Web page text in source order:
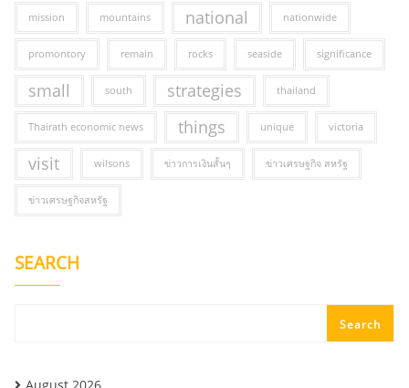
mission mountains national nationwide
promontory remain rocks seaside significance
small south strategies thailand
Thairath economic news things unique victoria
visit wilsons ข่าวการเงินสั้นๆ ข่าวเศรษฐกิจ สหรัฐ
ข่าวเศรษฐกิจสหรัฐ
SEARCH
Search